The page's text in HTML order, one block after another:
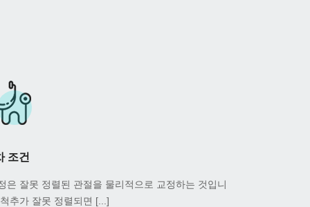
조건
은 잘못 정렬된 관절을 물리적으로 교정하는 것입니
추가 잘못 정렬되면 [...]